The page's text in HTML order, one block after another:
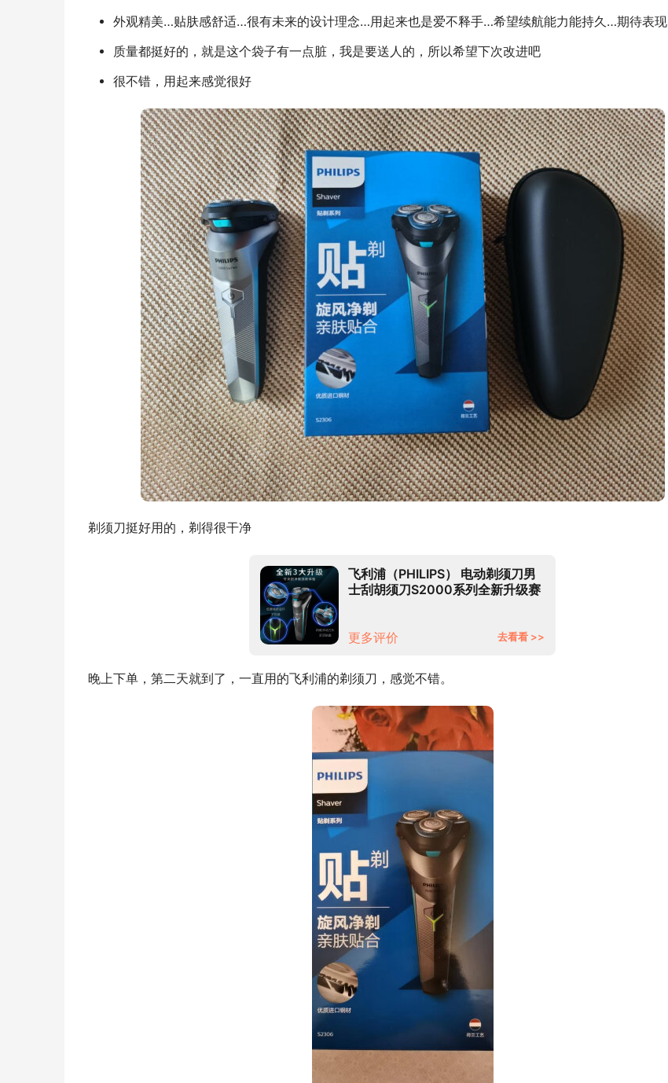
外观精美…贴肤感舒适…很有未来的设计理念…用起来也是爱不释手…希望续航能力能持久…期待表现
质量都挺好的，就是这个袋子有一点脏，我是要送人的，所以希望下次改进吧
很不错，用起来感觉很好
剃须刀挺好用的，剃得很干净
飞利浦（PHILIPS） 电动剃须刀男
士刮胡须刀S2000系列全新升级赛
更多评价
去看看 >>
晚上下单，第二天就到了，一直用的飞利浦的剃须刀，感觉不错。